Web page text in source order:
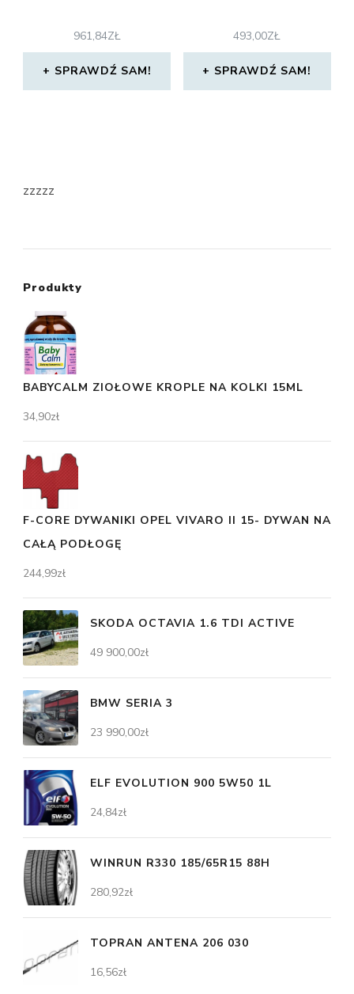
961,84ZŁ
SPRAWDŹ SAM!
493,00ZŁ
SPRAWDŹ SAM!
zzzzz
Produkty
BABYCALM ZIOŁOWE KROPLE NA KOLKI 15ML
34,90zł
F-CORE DYWANIKI OPEL VIVARO II 15- DYWAN NA
CAŁĄ PODŁOGĘ
244,99zł
SKODA OCTAVIA 1.6 TDI ACTIVE
49 900,00zł
BMW SERIA 3
23 990,00zł
ELF EVOLUTION 900 5W50 1L
24,84zł
WINRUN R330 185/65R15 88H
280,92zł
TOPRAN ANTENA 206 030
16,56zł